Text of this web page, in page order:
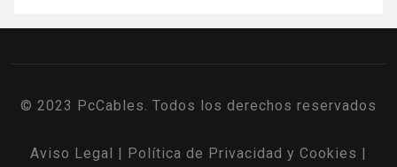
© 2023 PcCables. Todos los derechos reservados
Aviso Legal Política de Privacidad y Cookies